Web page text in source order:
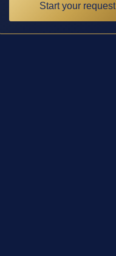
Start your request